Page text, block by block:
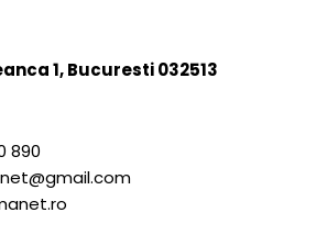
1, Bucuresti 032513
890